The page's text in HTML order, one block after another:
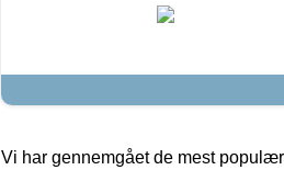
Vi har gennemgået de mest